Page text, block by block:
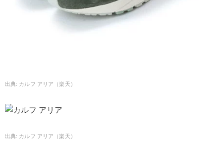
カルフ アリア（楽天）
カルフ アリア（楽天）